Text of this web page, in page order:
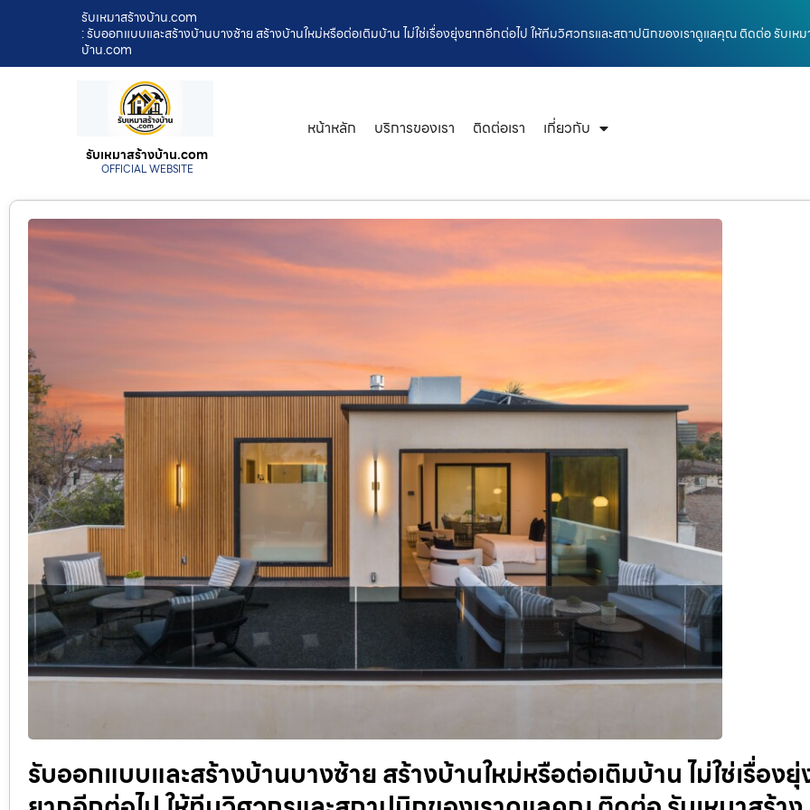
รับเหมาสร้างบ้าน.com
: รับออกแบบและสร้างบ้านบางซ้าย สร้างบ้านใหม่หรือต่อเติมบ้าน ไม่ใช่เรื่องยุ่งยากอีกต่อไป ให้ทีมวิศวกรและสถาปนิกของเราดูแลคุณ ติดต่อ รับเหม
บ้าน.com
รับเหมาสร้างบ้าน.com
OFFICIAL WEBSITE
หน้าหลัก บริการของเรา ติดต่อเรา เกี่ยวกับ
รับออกแบบและสร้างบ้านบางซ้าย สร้างบ้านใหม่หรือต่อเติมบ้าน ไม่ใช่เรื่องยุ่